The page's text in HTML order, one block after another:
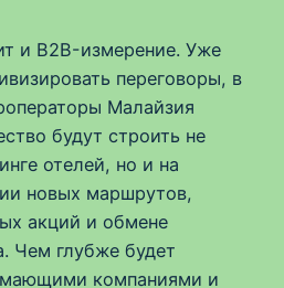
и B2B-измерение. Уже
переговоры, в
Малайзия
будут строить не
отелей, но и на
новых маршрутов,
акций и обмене
Чем глубже будет
компаниями и